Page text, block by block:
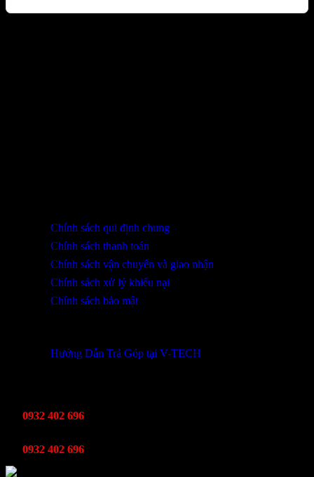
Chính sách qui định chung
Chính sách thanh toán
Chính sách vận chuyển và giao nhận
Chính sách xử lý khiếu nại
Chính sách bảo mật
Hướng Dẫn Trả Góp tại V-TECH
0932 402 696
0932 402 696